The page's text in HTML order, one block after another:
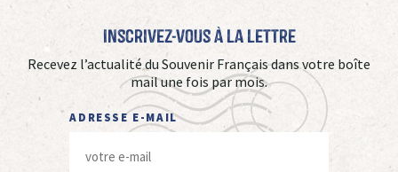
Inscrivez-vous à La Lettre
Recevez l’actualité du Souvenir Français dans votre boîte
mail une fois par mois.
ADRESSE E-MAIL